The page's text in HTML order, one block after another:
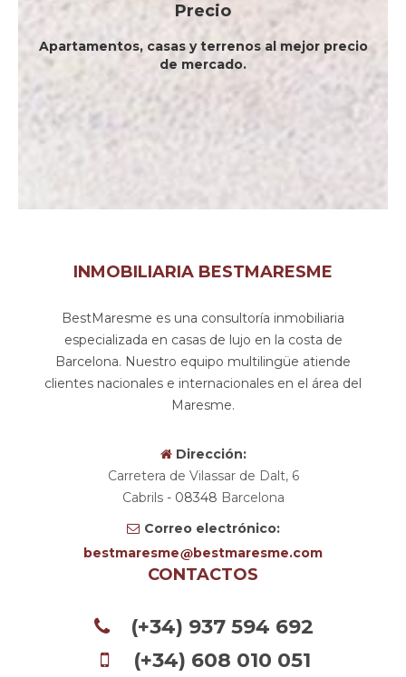
Precio
Apartamentos, casas y terrenos al mejor precio
de mercado.
INMOBILIARIA BESTMARESME
BestMaresme es una consultoría inmobiliaria
especializada en casas de lujo en la costa de
Barcelona. Nuestro equipo multilingüe atiende
clientes nacionales e internacionales en el área del
Maresme.
Dirección:
Carretera de Vilassar de Dalt, 6
Cabrils- 08348 Barcelona
Correo electrónico:
bestmaresme
bestmaresme.com
CONTACTOS
(+34) 937 594 692
(+34) 608 010 051